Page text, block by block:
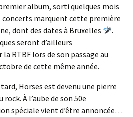
album, sorti quelques mois
concerts marquent cette première
dont des dates à Bruxelles
.
seront d’ailleurs
RTBF lors de son passage au
de cette même année.
Horses est devenu une pierre
À l’aube de son 50e
spéciale vient d’être annoncée…